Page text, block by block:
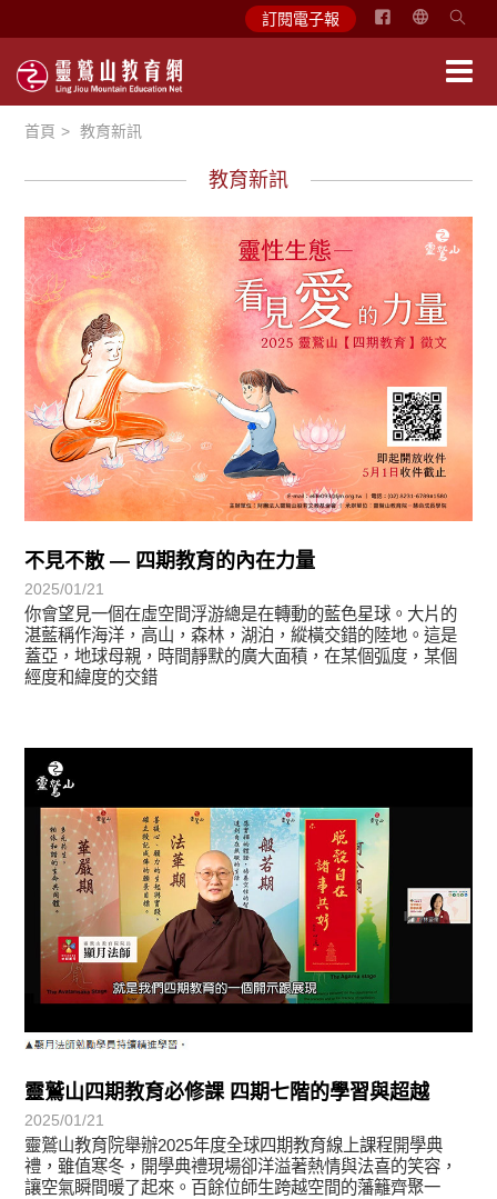
訂閱電子報
简
首頁 教育新訊
教育新訊
不見不散 — 四期教育的內在力量
2025/01/21
你會望見一個在虛空間浮游總是在轉動的藍色星球。大片的
湛藍稱作海洋，高山，森林，湖泊，縱橫交錯的陸地。這是
蓋亞，地球母親，時間靜默的廣大面積，在某個弧度，某個
經度和緯度的交錯
學習分享
靈鷲山四期教育必修課 四期七階的學習與超越
2025/01/21
靈鷲山教育院舉辦2025年度全球四期教育線上課程開學典
禮，雖值寒冬，開學典禮現場卻洋溢著熱情與法喜的笑容，
讓空氣瞬間暖了起來。百餘位師生跨越空間的藩籬齊聚一